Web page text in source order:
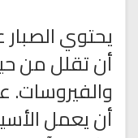
يحتوي
أن تقلل من
والفيروسات.
أن يعمل